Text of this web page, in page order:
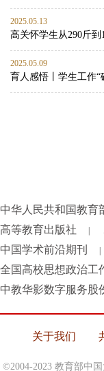
2025.05.13
高关怀学生从290斤
2025.05.09
育人感悟丨学生工作“
中华人民共和国教育
高等教育出版社
中国学术前沿期刊
全国高校思想政治工
中教华影数字服务股
关于我们
©2004-2023 教育部中